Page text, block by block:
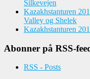
Silkevejen
Kazakhstanturen
Valley og Shelek
Kazakhstanturen
Abonner på RSS-
RSS - Posts